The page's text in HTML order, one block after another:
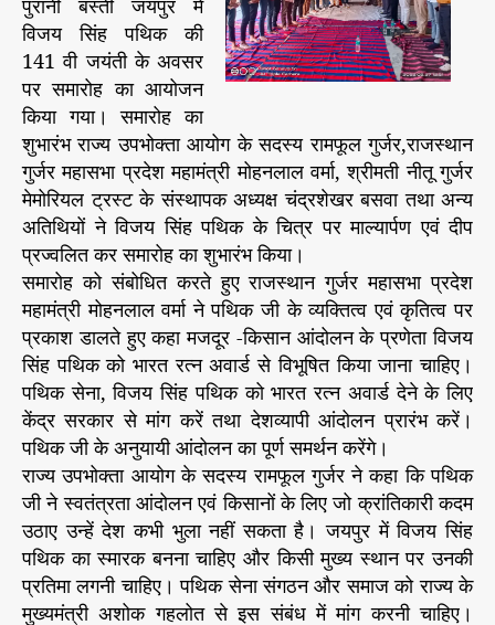
ज
य
पु
र
ज
य
सिं
ह
प
थि
को
भा
र
त
र
त्न
विजय सिंह पथिक की
141 वी जयंती के अवसर
पर समारोह का आयोजन
किया गया। समारोह का
शुभारंभ राज्य उपभोक्ता आयोग के सदस्य रामफूल गुर्जर,राजस्थान
गुर्जर महासभा प्रदेश महामंत्री मोहनलाल वर्मा, श्रीमती नीतू गुर्जर
मेमोरियल ट्रस्ट के संस्थापक अध्यक्ष चंद्रशेखर बसवा तथा अन्य
अतिथियों ने विजय सिंह पथिक के चित्र पर माल्यार्पण एवं दीप
प्रज्वलित कर समारोह का शुभारंभ किया।
समारोह को संबोधित करते हुए राजस्थान गुर्जर महासभा प्रदेश
महामंत्री मोहनलाल वर्मा ने पथिक जी के व्यक्तित्व एवं कृतित्व पर
प्रकाश डालते हुए कहा मजदूर -किसान आंदोलन के प्रणेता विजय
सिंह पथिक को भारत रत्न अवार्ड से विभूषित किया जाना चाहिए।
पथिक सेना, विजय सिंह पथिक को भारत रत्न अवार्ड देने के लिए
केंद्र सरकार से मांग करें तथा देशव्यापी आंदोलन प्रारंभ करें।
पथिक जी के अनुयायी आंदोलन का पूर्ण समर्थन करेंगे।
राज्य उपभोक्ता आयोग के सदस्य रामफूल गुर्जर ने कहा कि पथिक
जी ने स्वतंत्रता आंदोलन एवं किसानों के लिए जो क्रांतिकारी कदम
उठाए उन्हें देश कभी भुला नहीं सकता है। जयपुर में विजय सिंह
पथिक का स्मारक बनना चाहिए और किसी मुख्य स्थान पर उनकी
प्रतिमा लगनी चाहिए। पथिक सेना संगठन और समाज को राज्य के
मुख्यमंत्री अशोक गहलोत से इस संबंध में मांग करनी चाहिए।